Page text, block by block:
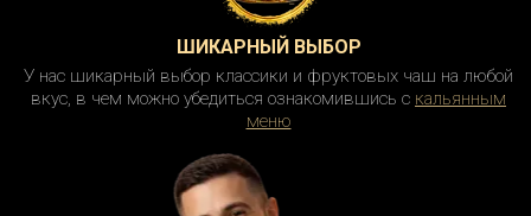
ШИКАРНЫЙ ВЫБОР
У нас шикарный выбор классики и фруктовых чаш на любой
вкус, в чем можно убедиться ознакомившись с кальянным
меню